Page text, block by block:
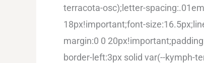
terracota-osc);letter-
18px!important;font-
margin:0 0
border-left:3px solid var(--kymph-